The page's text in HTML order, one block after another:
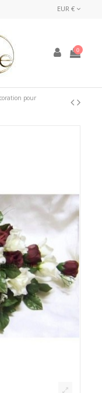
EUR €
0
pour